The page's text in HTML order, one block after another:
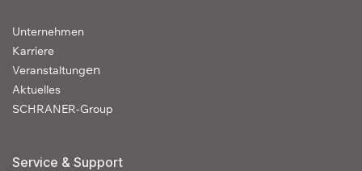
Unternehmen
Karriere
Veranstaltungen
Aktuelles
SCHRANER-Group
Service & Support